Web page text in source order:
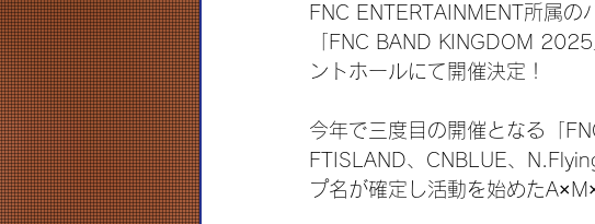
FNC ENTERTAINMENT所属の
「FNC BAND KINGDOM
ントホールにて開催決定！
今年で三度目の開催となる「
FTISLAND、CNBLUE、
プ名が確定し活動を始めた